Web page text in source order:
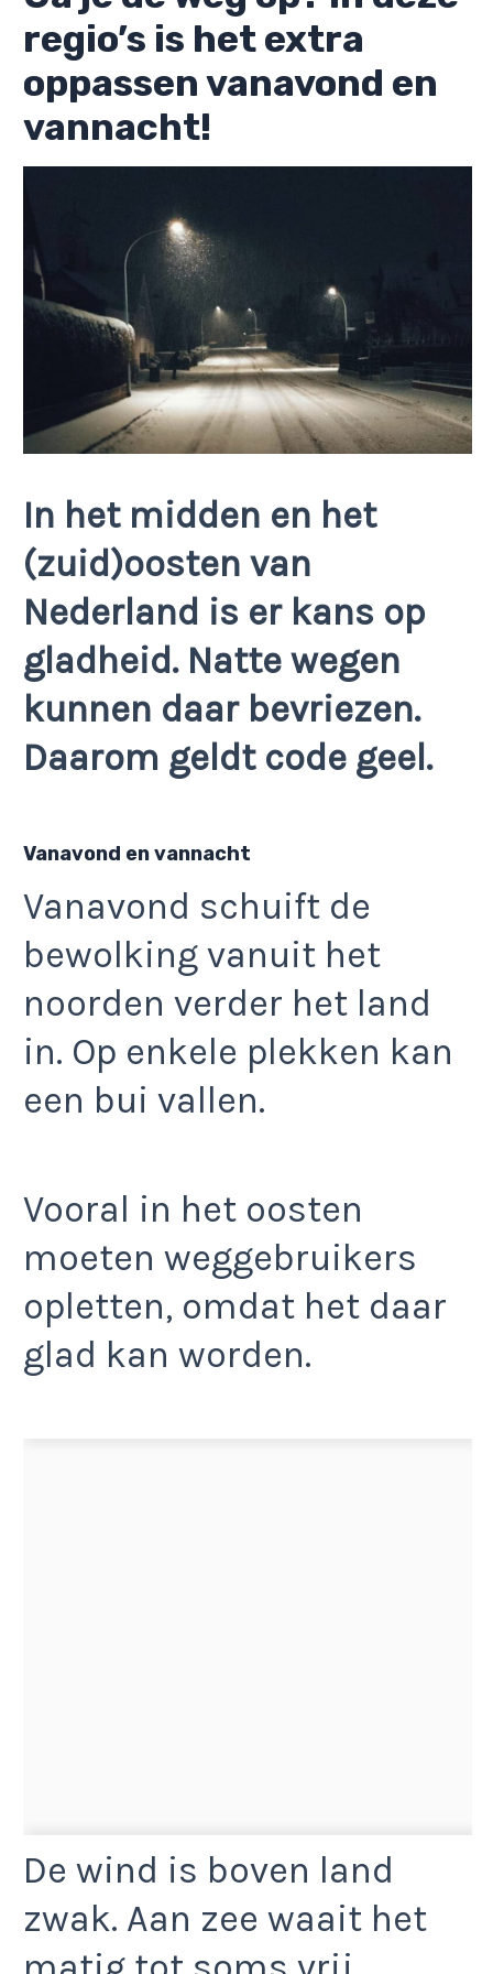
regio’s is het extra
oppassen vanavond en
vannacht!
In het midden en het
(zuid)oosten van
Nederland is er kans op
gladheid. Natte wegen
kunnen daar bevriezen.
Daarom geldt code geel.
Vanavond en vannacht
Vanavond schuift de
bewolking vanuit het
noorden verder het land
in. Op enkele plekken kan
een bui vallen.
Vooral in het oosten
moeten weggebruikers
opletten, omdat het daar
glad kan worden.
De wind is boven land
zwak. Aan zee waait het